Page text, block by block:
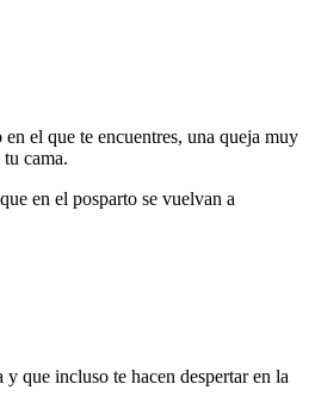
el que te encuentres, una queja muy
cama.
en el posparto se vuelvan a
que incluso te hacen despertar en la